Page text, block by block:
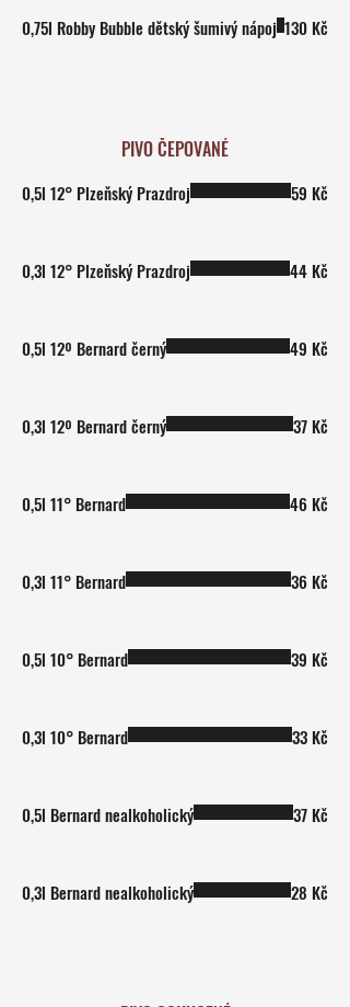
0,75l Robby Bubble dětský šumivý nápoj 130 Kč
PIVO ČEPOVANÉ
0,5l 12° Plzeňský Prazdroj 59 Kč
0,3l 12° Plzeňský Prazdroj 44 Kč
0,5l 12º Bernard černý 49 Kč
0,3l 12º Bernard černý 37 Kč
0,5l 11° Bernard 46 Kč
0,3l 11° Bernard 36 Kč
0,5l 10° Bernard 39 Kč
0,3l 10° Bernard 33 Kč
0,5l Bernard nealkoholický 37 Kč
0,3l Bernard nealkoholický 28 Kč